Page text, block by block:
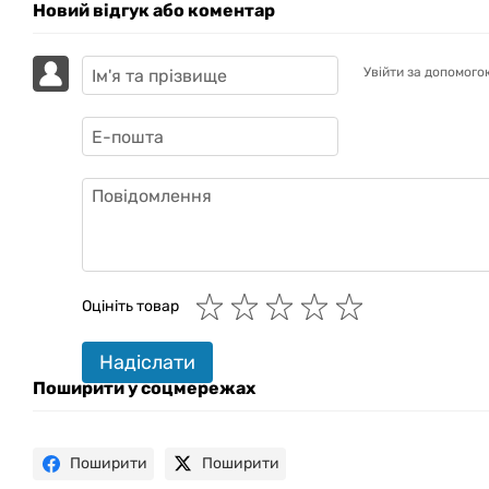
Новий відгук або коментар
Увійти за
Оцініть товар
Надіслати
Поширити у соцмережах
Поширити Поширити
GAZIKAI
Привіт! 👋 Я Gazik AI — допоможу
підібрати вживану комп'ютерну
техніку. Що шукаєш?